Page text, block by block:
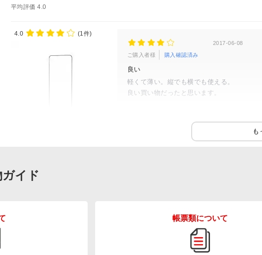
平均評価4.0
4.0 (1件)
平均評価
2017-06-08
ご購入者様
購入確認済み
良い
軽くて薄い。縦でも横でも使える。
良い買い物だったと思います。
デザイン
イド
帳票類について